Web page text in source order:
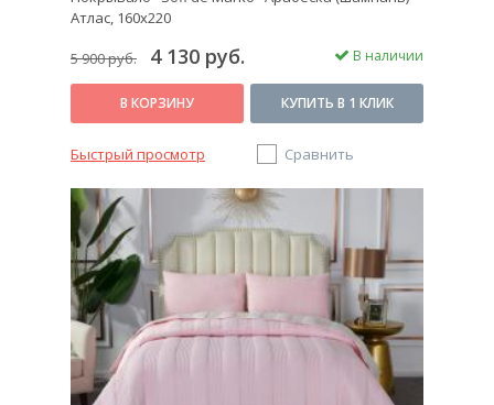
Атлас, 160х220
5 900 руб. 4 130 руб. В наличии
В КОРЗИНУ КУПИТЬ В 1 КЛИК
Быстрый просмотр Сравнить